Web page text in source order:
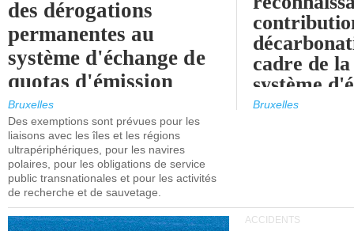
des dérogations
permanentes au
système d'échange de
quotas d'émission
maritimes de l'UE
après 2030.
Bruxelles
Des exemptions sont prévues pour les
liaisons avec les îles et les régions
ultrapériphériques, pour les navires
polaires, pour les obligations de service
public transnationales et pour les activités
de recherche et de sauvetage.
cadre de
système
quotas
Bruxelles
ACCIDENTS